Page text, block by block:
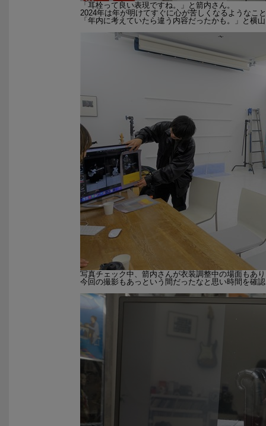
「耳栓って良い表現ですね。」と箭内さん。
2024年は年が明けてすぐに心が苦しくなるようなこ
「年内に考えていたら違う内容だったかも。」と横
写真チェック中、箭内さんが衣装調整中の場面もあ
今回の撮影もあっという間だったなと思い時間を確